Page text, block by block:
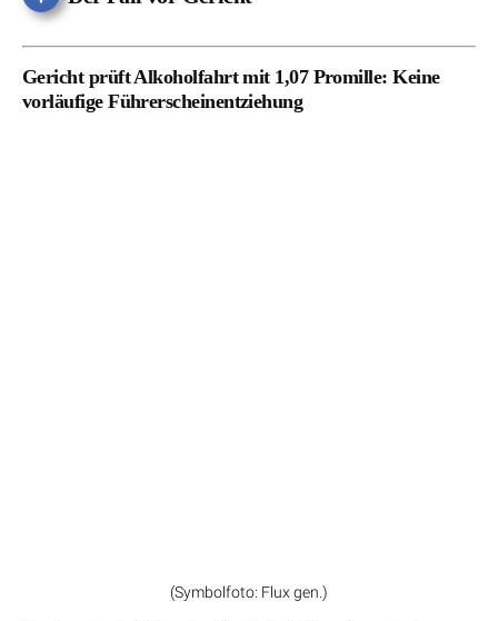
Gericht prüft Alkoholfahrt mit 1,07 Promille: Keine
vorläufige Führerscheinentziehung
(Symbolfoto: Flux gen.)